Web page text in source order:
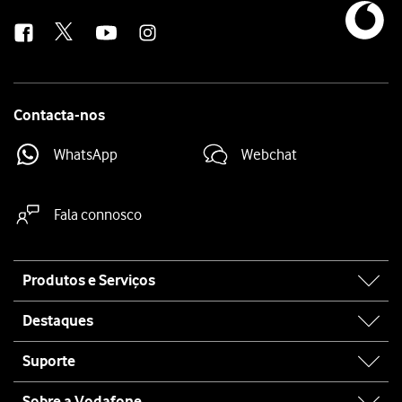
Contacta-nos
WhatsApp Webchat
Fala connosco
map
Produtos e Serviços
Destaques
Suporte